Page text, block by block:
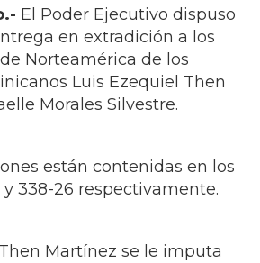
El Poder Ejecutivo dispuso
en extradición a los
Norteamérica de los
Luis Ezequiel Then
Morales Silvestre.
están contenidas en los
338-26 respectivamente.
Martínez se le imputa